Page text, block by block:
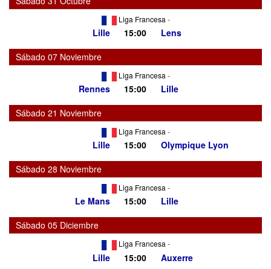
Liga Francesa -
Lille 15:00
Lens
Sábado 07 Noviembre
Liga Francesa -
Rennes 15:00
Lille
Sábado 21 Noviembre
Liga Francesa -
Lille 15:00
Olympique Lyon
Sábado 28 Noviembre
Liga Francesa -
Le Mans 15:00
Lille
Sábado 05 Diciembre
Liga Francesa -
Lille 15:00
Auxerre